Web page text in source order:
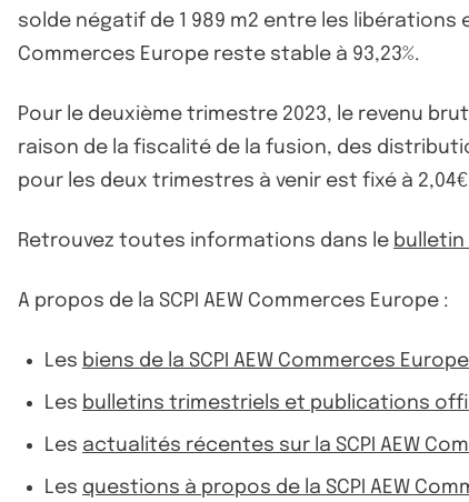
solde négatif de 1 989 m2 entre les
Commerces Europe reste stable à 93,23%.
Pour le deuxième trimestre 2023, le revenu
raison de la fiscalité de la fusion, des
pour les deux trimestres à venir est fixé à
Retrouvez toutes informations dans le bulletin
A propos de la SCPI AEW Commerces Europe :
Les biens de la SCPI AEW Commerces
Les bulletins trimestriels et publications
Les actualités récentes sur la SCPI AEW
Les questions à propos de la SCPI AEW